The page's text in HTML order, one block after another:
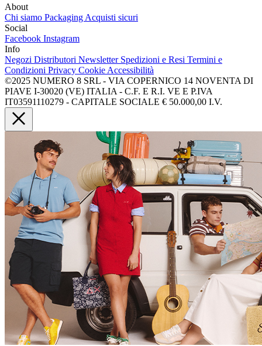
About
Chi siamo Packaging Acquisti sicuri
Social
Facebook Instagram
Info
Negozi Distributori Newsletter Spedizioni e Resi Termini e
Condizioni Privacy Cookie Accessibilità
©2025 NUMERO 8 SRL - VIA COPERNICO 14 NOVENTA DI
PIAVE I-30020 (VE) ITALIA - C.F. E R.I. VE E P.IVA
IT03591110279 - CAPITALE SOCIALE € 50.000,00 I.V.